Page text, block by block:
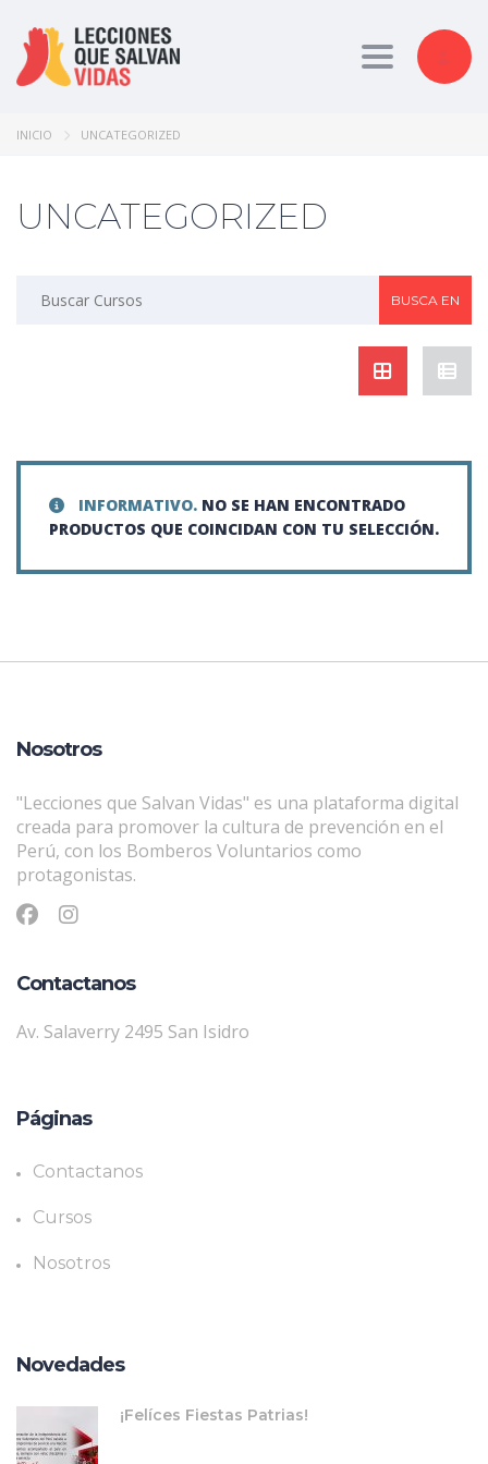
Toggle
INICIO UNCATEGORIZED
UNCATEGORIZED
INFORMATIVO. NO SE HAN ENCONTRADO
PRODUCTOS QUE COINCIDAN CON TU SELECCIÓN.
Nosotros
"Lecciones que Salvan Vidas" es una plataforma digital
creada para promover la cultura de prevención en el
Perú, con los Bomberos Voluntarios como
protagonistas.
Contactanos
Av. Salaverry 2495 San Isidro
Páginas
Contactanos
Cursos
Nosotros
Novedades
¡Felíces Fiestas Patrias!